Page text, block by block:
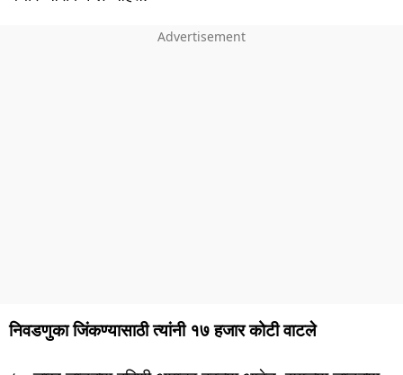
निवडणुका जिंकण्यासाठी त्यांनी १७ हजार कोटी वाटले